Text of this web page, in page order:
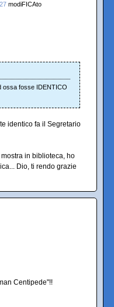
modiFICAto
ossa fosse IDENTICO
identico fa il Segretario
in biblioteca, ho
Dio, ti rendo grazie
Centipede"!!